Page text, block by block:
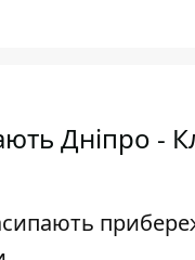
Дніпро -